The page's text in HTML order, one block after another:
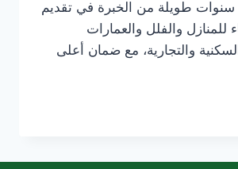
سنوات طويلة من الخبرة في تقديم
للمنازل والفلل والعمارات
والتجارية، مع ضمان أعلى